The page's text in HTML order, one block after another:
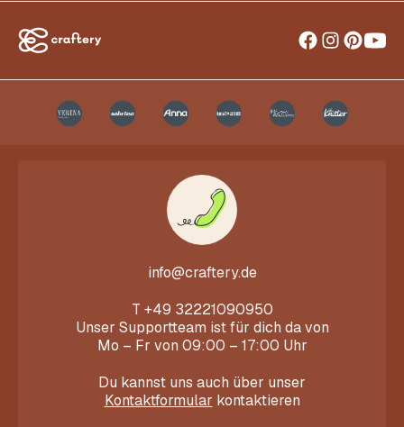
info@craftery.de
T +49 32221090950
Unser Supportteam ist für dich da von
Mo – Fr von 09:00 – 17:00 Uhr
Du kannst uns auch über unser
Kontaktformular kontaktieren